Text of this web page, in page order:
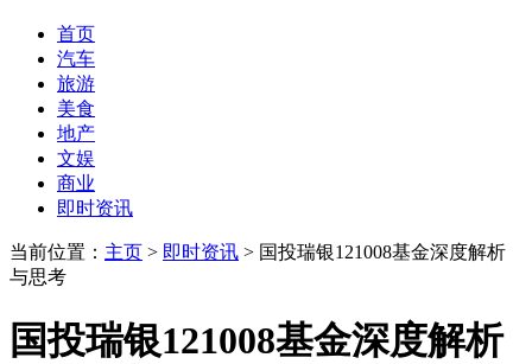
首页
汽车
旅游
美食
地产
文娱
商业
即时资讯
当前位置： 主页 > 即时资讯 > 国投瑞银121008基金深度解析
与思考
国投瑞银121008基金深度解析